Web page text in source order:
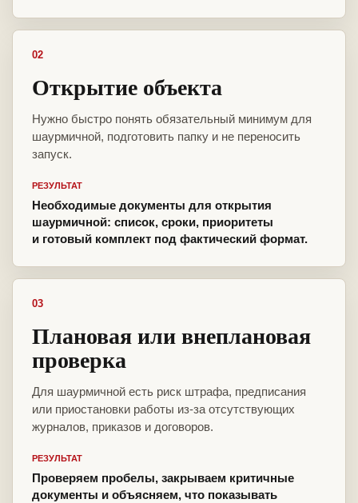
02
Открытие объекта
Нужно быстро понять обязательный минимум для
шаурмичной, подготовить папку и не переносить
запуск.
РЕЗУЛЬТАТ
Необходимые документы для открытия
шаурмичной: список, сроки, приоритеты
и готовый комплект под фактический формат.
03
Плановая или внеплановая
проверка
Для шаурмичной есть риск штрафа, предписания
или приостановки работы из-за отсутствующих
журналов, приказов и договоров.
РЕЗУЛЬТАТ
Проверяем пробелы, закрываем критичные
документы и объясняем, что показывать